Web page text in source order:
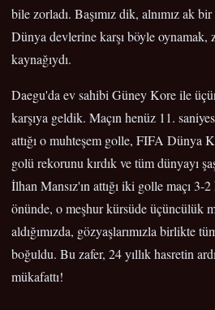
bile zorladı. Başımız dik, alnımız ak
Dünya devlerine karşı böyle
kaynağıydı.
Daegu'da ev sahibi Güney Kore ile
karşıya geldik. Maçın henüz 11.
attığı o muhteşem golle, FIFA Dünya
golü rekorunu kırdık ve tüm dünyayı
İlhan Mansız'ın attığı iki golle maçı 3-
önünde, o meşhur kürsüde üçüncülük
aldığımızda, gözyaşlarımızla birlikte
boğuldu. Bu zafer, 24 yıllık hasretin
mükafattı!